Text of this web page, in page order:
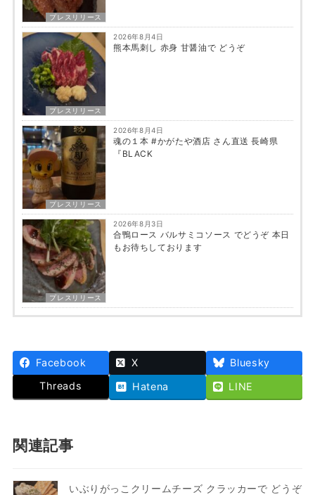
プレスリリース
プレスリリース
2026年8月4日
熊本馬刺し 赤身 甘醤油で どうぞ
プレスリリース
2026年8月4日
魂の１本 #かがたや酒店 さん直送 長崎県
『BLACK
プレスリリース
2026年8月3日
合鴨ロース バルサミコソース でどうぞ 本日
もお待ちしております
Facebook X
Bluesky
Threads
Hatena LINE
関連記事
いぶりがっこクリームチーズ クラッカーで どうぞ